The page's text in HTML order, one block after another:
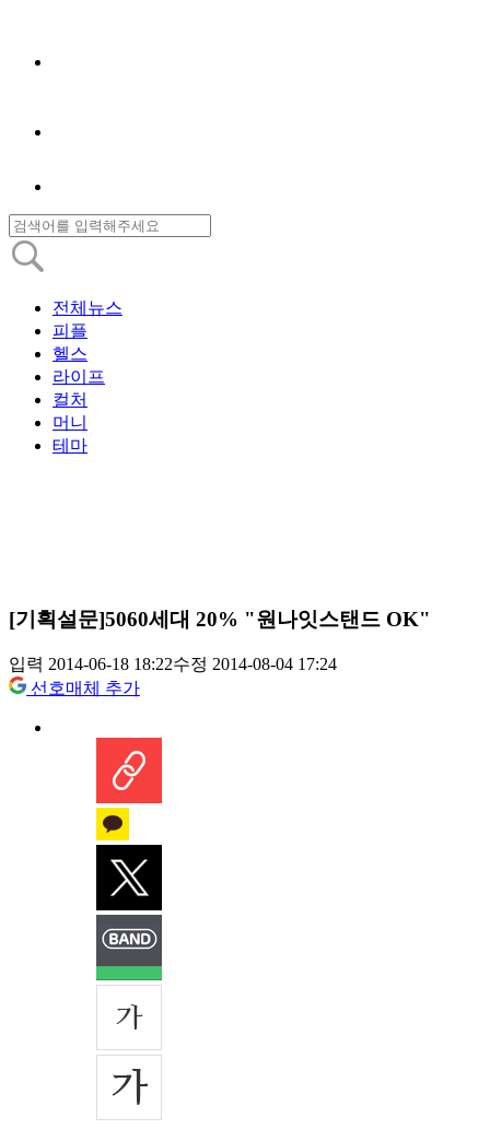
전체뉴스
피플
헬스
라이프
컬처
머니
테마
[기획설문]5060세대 20% "원나잇스탠드 OK"
입력 2014-06-18 18:22수정 2014-08-04 17:24
선호매체 추가